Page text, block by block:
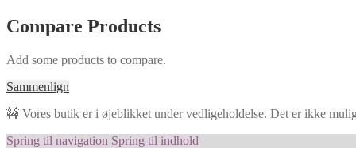
Compare Products
Add some products to compare.
Sammenlign
🚧 Vores butik er i øjeblikket under vedligeholdelse. Det er ikke
Spring til navigation Spring til indhold